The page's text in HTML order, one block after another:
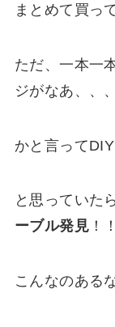
まとめて買っ
ただ、一本一
ジがなあ、、、
かと言って
と思っていた
ーブル発見！！
こんなのある